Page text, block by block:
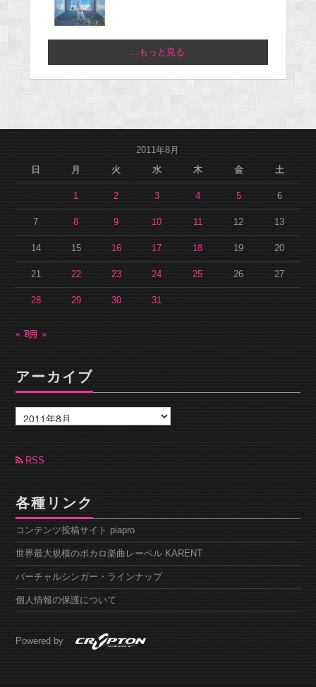
...もっと見る
2011年8月
日
月 火 水 木 金 土
1 2 3 4 5 6
7 8 9 10 11 12 13
14 15 16 17 18 19 20
21 22 23 24 25 26 27
28 29 30 31
« 7月9月 »
アーカイブ
ー
カ
ブ RSS
各種リンク
コンテンツ投稿サイト piapro
世界最大規模のボカロ楽曲レーベル KARENT
バーチャルシンガー・ラインナップ
個人情報の保護について
Powered by